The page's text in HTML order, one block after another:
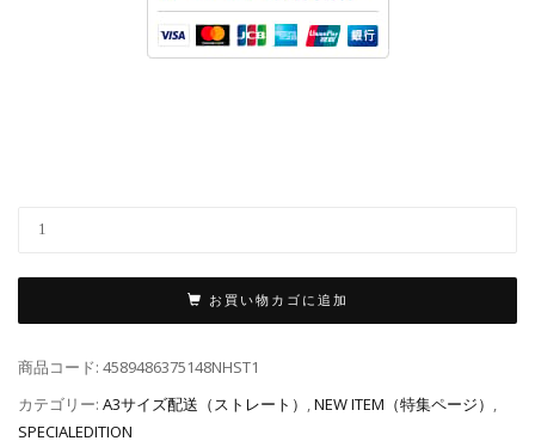
お買い物カゴに追加
商品コード: 4589486375148NHST1
カテゴリー: A3サイズ配送（ストレート） NEW ITEM（特集ページ）
SPECIALEDITION